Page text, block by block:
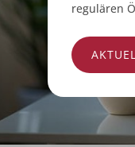
regulären